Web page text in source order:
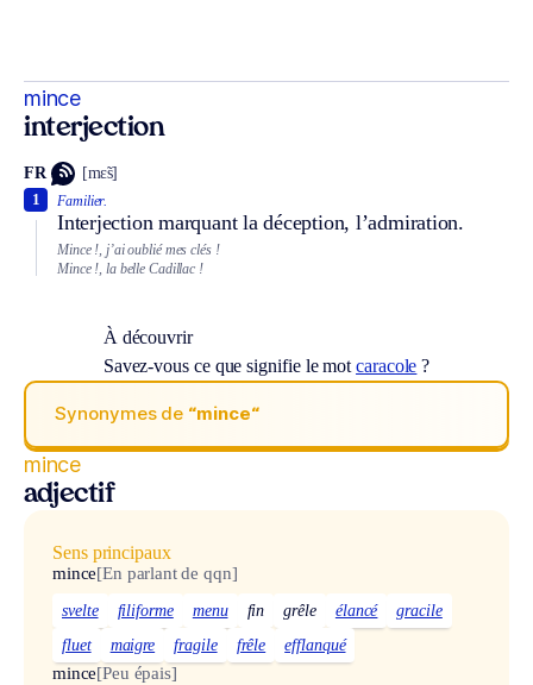
mince
interjection
FR [mɛ̃s]
Familier.
Interjection marquant la déception, l’admiration.
1
Mince !, j’ai oublié mes clés !
Mince !, la belle Cadillac !
À découvrir
Savez-vous ce que signifie le motcaracole ?
Synonymes de “mince“
mince
adjectif
Sens principaux
mince[En parlant de qqn]
svelte filiforme menu fin grêle élancé
gracile
fluet
maigre fragile frêle efflanqué
mince[Peu épais]